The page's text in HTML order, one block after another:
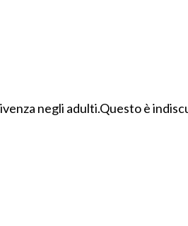
negli adulti.Questo è